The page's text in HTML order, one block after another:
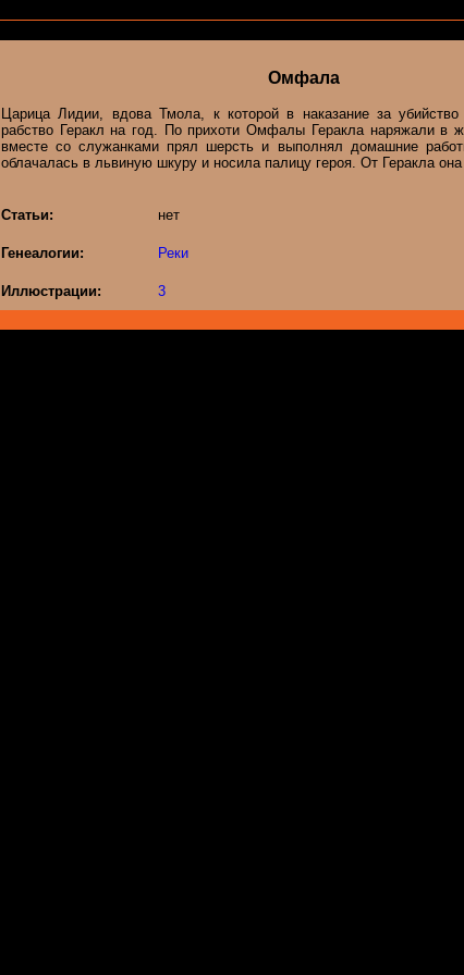
Омфала
Царица Лидии, вдова Тмола, к которой в наказание за
рабство Геракл на год. По прихоти Омфалы Геракла наряжали в
вместе со служанками прял шерсть и выполнял домашние
облачалась в львиную шкуру и носила палицу героя. От Геракла
Статьи: нет
Генеалогии: Реки
Иллюстрации: 3